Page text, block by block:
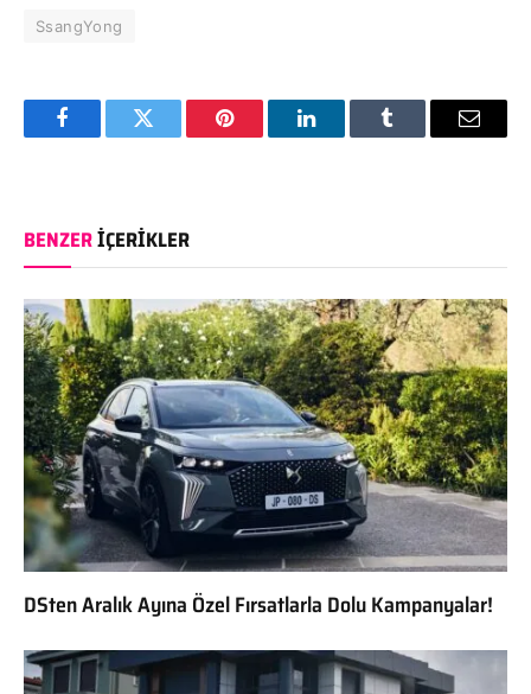
SsangYong
FacebookTwitter Pinterest LinkedInTumblr Email
BENZERİÇERIKLER
DSten Aralık Ayına Özel Fırsatlarla Dolu Kampanyalar!